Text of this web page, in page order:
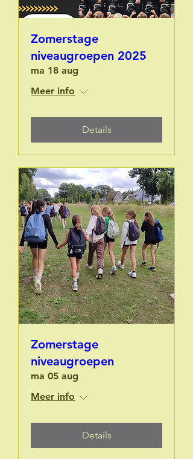
Zomerstage
niveaugroepen 2025
ma 18 aug
Meer info
Details
Zomerstage
niveaugroepen
ma 05 aug
Meer info
Details